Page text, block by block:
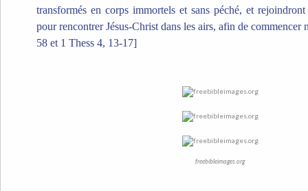
transformés en corps immortels et sans péché, et
pour rencontrer Jésus-Christ dans les airs, afin de
58 et 1 Thess 4, 13-17]
freebibleimages.org